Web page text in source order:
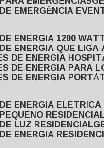
DE EMERGÊNCIA
DE ENERGIA 1200
DE ENERGIA QUE
DE ENERGIA
DE ENERGIA PARA
DE ENERGIA
DE ENERGIA
PEQUENO RESIDENCIAL
DE LUZ RESIDENCIAL
DE ENERGIA